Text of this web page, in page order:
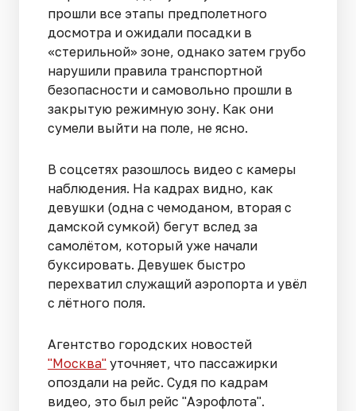
прошли все этапы предполетного
досмотра и ожидали посадки в
«стерильной» зоне, однако затем грубо
нарушили правила транспортной
безопасности и самовольно прошли в
закрытую режимную зону. Как они
сумели выйти на поле, не ясно.
В соцсетях разошлось видео с камеры
наблюдения. На кадрах видно, как
девушки (одна с чемоданом, вторая с
дамской сумкой) бегут вслед за
самолётом, который уже начали
буксировать. Девушек быстро
перехватил служащий аэропорта и увёл
с лётного поля.
Агентство городских новостей
"Москва" уточняет, что пассажирки
опоздали на рейс. Судя по кадрам
видео, это был рейс "Аэрофлота".